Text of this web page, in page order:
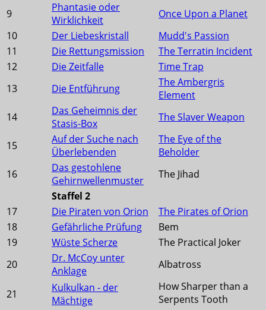
9
Phantasie oder
Wirklichkeit
Once Upon a Planet
10
Der Liebeskristall
Mudd's Passion
11
Die Rettungsmission
The Terratin Incident
12
Die Zeitfalle
Time Trap
13
Die Entführung
The Ambergris
Element
14
Das Geheimnis der
Stasis-Box
The Slaver Weapon
15
Auf der Suche nach
Überlebenden
The Eye of the
Beholder
16
Das gestohlene
Gehirnwellenmuster
The Jihad
Staffel 2
17
Die Piraten von Orion
The Pirates of Orion
18
Gefährliche Prüfung
Bem
19
Wüste Scherze
The Practical Joker
20
Dr. McCoy unter
Anklage
Albatross
21
Kulkulkan - der
Mächtige
How Sharper than a
Serpents Tooth